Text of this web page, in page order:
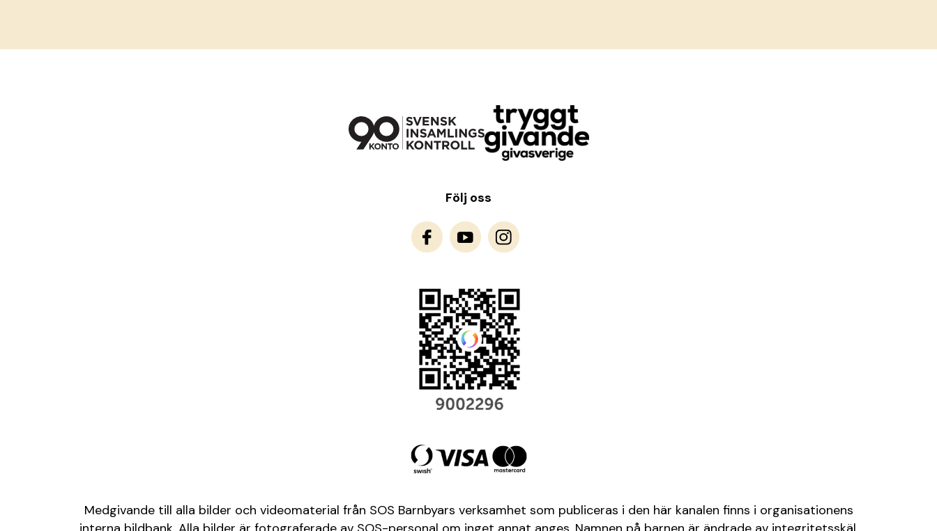
Följ oss
Medgivande till alla bilder och videomaterial från SOS Barnbyars verksamhet som publiceras i den här kanalen finns i organisationens